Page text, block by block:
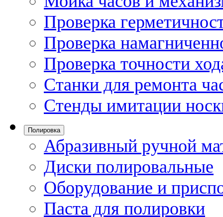
Проверка
Проверка
Проверка точности
Станки для ремонта
Стенды имитации
Полировка
Абразивный ручной
Диски полировальные
Оборудование и
Паста для полировки